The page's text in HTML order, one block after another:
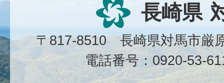
長崎県
〒817-8510 長崎県対馬市
電話番号：0920-53-